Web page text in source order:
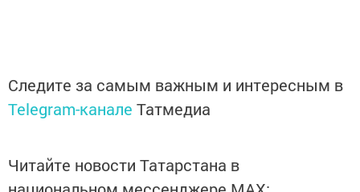
Следите за самым важным и интересным в
Telegram-канале Татмедиа
Читайте новости Татарстана в